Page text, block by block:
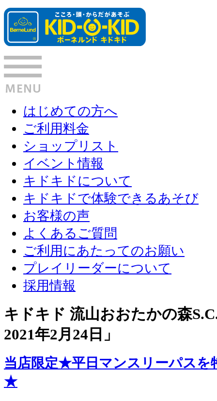
はじめての方へ
ご利用料金
ショップリスト
イベント情報
キドキドについて
キドキドで体験できるあそび
お客様の声
よくあるご質問
ご利用にあたってのお願い
プレイリーダーについて
採用情報
キドキド 流山おおたかの森
2021年2月24日 」
当店限定★平日マンスリーパスを
★